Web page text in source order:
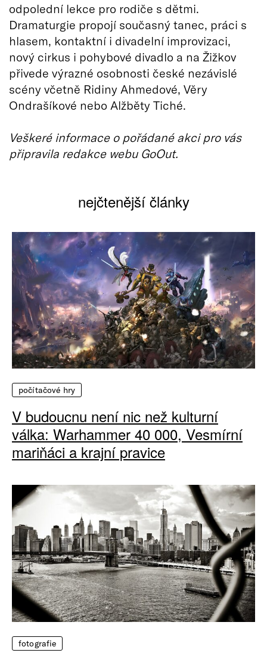
odpolední lekce pro rodiče s dětmi.
Dramaturgie propojí současný tanec, práci s
hlasem, kontaktní i divadelní improvizaci,
nový cirkus i pohybové divadlo a na Žižkov
přivede výrazné osobnosti české nezávislé
scény včetně Ridiny Ahmedové, Věry
Ondrašíkové nebo Alžběty Tiché.
Veškeré informace o pořádané akci pro vás
připravila redakce webu GoOut.
nejčtenější články
počítačové hry
V budoucnu není nic než kulturní
válka: Warhammer 40 000, Vesmírní
mariňáci a krajní pravice
fotografie